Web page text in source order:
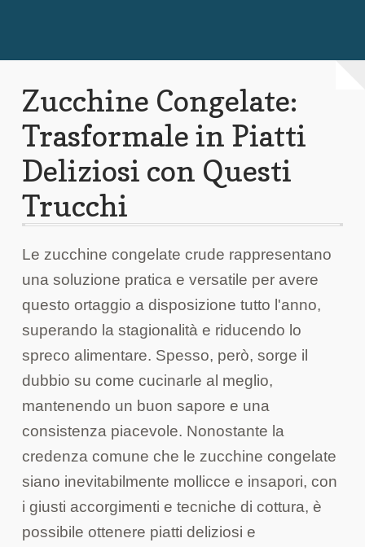
Zucchine Congelate:
Trasformale in Piatti
Deliziosi con Questi
Trucchi
Le zucchine congelate crude rappresentano
una soluzione pratica e versatile per avere
questo ortaggio a disposizione tutto l'anno,
superando la stagionalità e riducendo lo
spreco alimentare. Spesso, però, sorge il
dubbio su come cucinarle al meglio,
mantenendo un buon sapore e una
consistenza piacevole. Nonostante la
credenza comune che le zucchine congelate
siano inevitabilmente mollicce e insapori, con
i giusti accorgimenti e tecniche di cottura, è
possibile ottenere piatti deliziosi e